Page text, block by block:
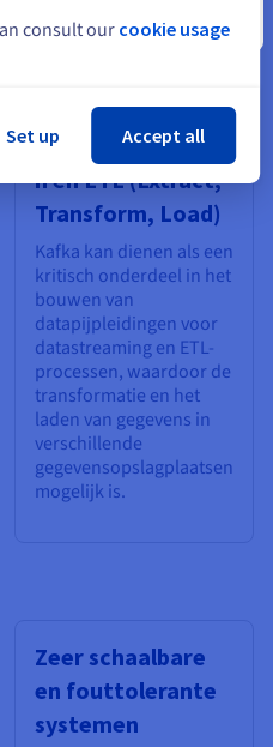
Gegevenspijplijne
n en ETL (Extract,
Transform, Load)
Kafka kan dienen als een
kritisch onderdeel in het
bouwen van
datapijpleidingen voor
datastreaming en ETL-
processen, waardoor de
transformatie en het
laden van gegevens in
verschillende
gegevensopslagplaatsen
mogelijk is.
Zeer schaalbare
en fouttolerante
systemen
Sluiten
consult our cookie usage
Set up Accept all